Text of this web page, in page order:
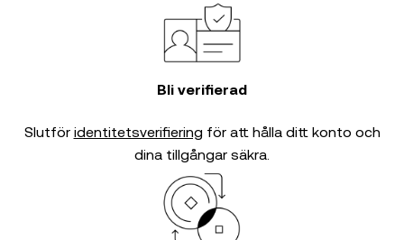
Bli verifierad
Slutför identitetsverifiering för att hålla ditt konto och
dina tillgångar säkra.